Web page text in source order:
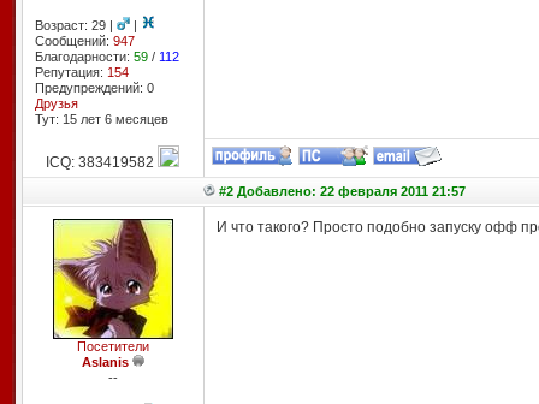
Возраст: 29 |
|
Сообщений: 947
Благодарности: 59/ 112
Репутация: 154
Предупреждений: 0
Друзья
Тут: 15 лет 6 месяцев
ICQ: 383419582
#2 Добавлено: 22 февраля 2011 21:57
Посетители
Aslanis
--
И что такого? Просто подобно запуску офф